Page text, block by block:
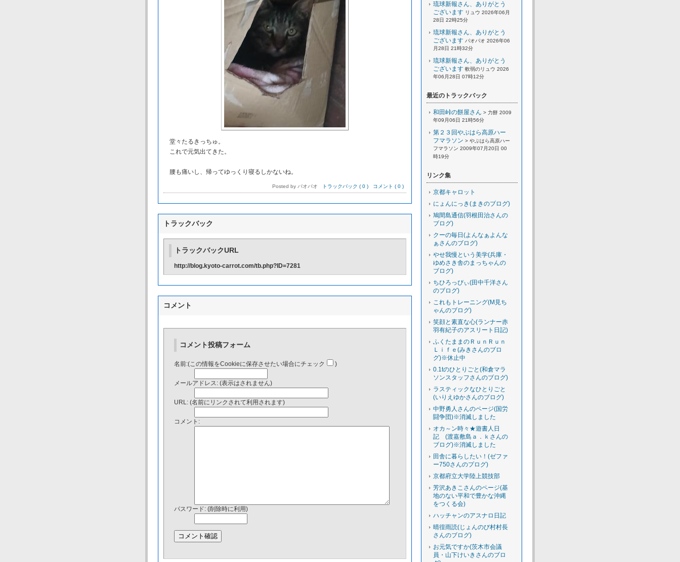
堂々たるきっちゅ。
これで元気出てきた。
腰も痛いし、帰ってゆっくり寝るしかないね。
Posted by パオパオ トラックバック ( 0 ) コメント ( 0 )
トラックバック
トラックバックURL
http://blog.kyoto-carrot.com/tb.php?ID=7281
コメント
コメント投稿フォーム
名前:(この情報をCookieに保存させたい場合にチェック )
メールアドレス: (表示はされません)
URL: (名前にリンクされて利用されます)
コメント:
パスワード: (削除時に利用)
琉球新報さん、ありがとう
ございます リュウ 2026年06月
28日 22時25分
琉球新報さん、ありがとう
ございます パオパオ 2026年06
月28日 21時32分
琉球新報さん、ありがとう
ございます 軟弱のリュウ 2026
年06月28日 07時12分
最近のトラックバック
和田峠の餅屋さん > 力餅 2009
年09月06日 21時56分
第２３回やぶはら高原ハー
フマラソン > やぶはら高原ハー
フマラソン 2009年07月20日 00
時19分
リンク集
京都キャロット
にょんにっき(まきのブログ)
鳩間島通信(羽根田治さんの
ブログ)
クーの毎日(よんなぁよんな
ぁさんのブログ)
やせ我慢という美学(兵庫・
ゆめさき舎のまっちゃんの
ブログ)
ちひろっぴぃ(田中千洋さん
のブログ)
これもトレーニング(M見ち
ゃんのブログ)
笑顔と素直な心(ランナー赤
羽有紀子のアスリート日記)
ふくたままのＲｕｎＲｕｎ
Ｌｉｆｅ(みきさんのブロ
グ)※休止中
0.1tのひとりごと(和倉マラ
ソンスタッフさんのブログ)
ラスティックなひとりごと
(いりえゆかさんのブログ)
中野勇人さんのページ(国労
闘争団)※消滅しました
オカ～ン時々★遊書人日
記 (渡嘉敷島ａ．ｋさんの
ブログ)※消滅しました
田舎に暮らしたい！(ゼファ
ー750さんのプログ)
京都府立大学陸上競技部
芳沢あきこさんのページ(基
地のない平和で豊かな沖縄
をつくる会)
ハッチャンのアスナロ日記
晴徨雨読(じょんのび村村長
さんのブログ)
お元気ですか(茨木市会議
員・山下けいきさんのブロ